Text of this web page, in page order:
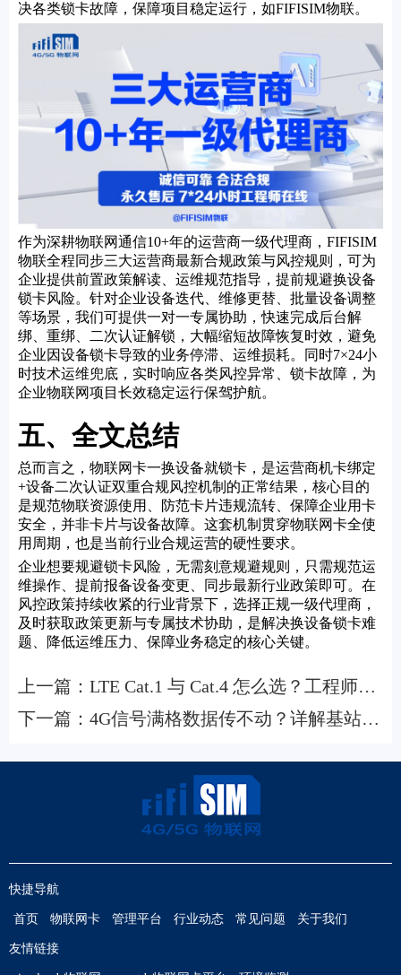
决各类锁卡故障，保障项目稳定运行，如FIFISIM物联。
作为深耕物联网通信10+年的运营商一级代理商，FIFISIM
物联全程同步三大运营商最新合规政策与风控规则，可为
企业提供前置政策解读、运维规范指导，提前规避换设备
锁卡风险。针对企业设备迭代、维修更替、批量设备调整
等场景，我们可提供一对一专属协助，快速完成后台解
绑、重绑、二次认证解锁，大幅缩短故障恢复时效，避免
企业因设备锁卡导致的业务停滞、运维损耗。同时7×24小
时技术运维兜底，实时响应各类风控异常、锁卡故障，为
企业物联网项目长效稳定运行保驾护航。
五、全文总结
总而言之，物联网卡一换设备就锁卡，是运营商机卡绑定
+设备二次认证双重合规风控机制的正常结果，核心目的
是规范物联资源使用、防范卡片违规流转、保障企业用卡
安全，并非卡片与设备故障。这套机制贯穿物联网卡全使
用周期，也是当前行业合规运营的硬性要求。
企业想要规避锁卡风险，无需刻意规避规则，只需规范运
维操作、提前报备设备变更、同步最新行业政策即可。在
风控政策持续收紧的行业背景下，选择正规一级代理商，
及时获取政策更新与专属技术协助，是解决换设备锁卡难
题、降低运维压力、保障业务稳定的核心关键。
上一篇： LTE Cat.1 与 Cat.4 怎么选？工程师拆
解选型逻辑与项目实战部署策略
下一篇： 4G信号满格数据传不动？详解基站
快捷导航
首页 物联网卡 管理平台 行业动态 常见问题 关于我们
友情链接